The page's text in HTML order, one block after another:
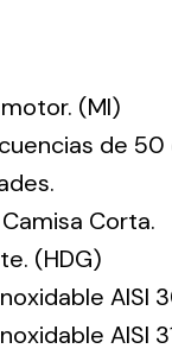
(MI)
de 50
Corta.
(HDG)
AISI
AISI